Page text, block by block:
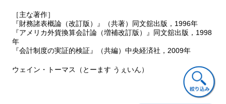
2 関連文献と仮説設定
3 変数と記述統計量
3.1 従属変数
3.2 独立変数
3.3 サンプル選択 ……ほか
4 実証分析
［主な著作］
『財務諸表概論（改訂版）』（共著）同文舘出版，1996年
『アメリカ外貨換算会計論（増補改訂版）』同文舘出版，1998
年
『会計制度の実証的検証』（共編）中央経済社，2009年
ウェイン・トーマス（とーます うぇいん）